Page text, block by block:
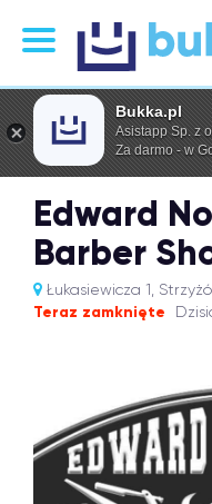
Edward
Barber
Łukasiewicza 1,
Teraz zamknięte
Bukka.pl
Asistapp Sp. z
Za darmo - w